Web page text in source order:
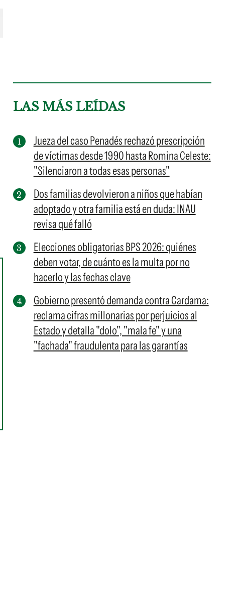
LAS MÁS LEÍDAS
Jueza del caso Penadés rechazó prescripción
de víctimas desde 1990 hasta Romina Celeste:
"Silenciaron a todas esas personas"
Dos familias devolvieron a niños que habían
adoptado y otra familia está en duda: INAU
revisa qué falló
Elecciones obligatorias BPS 2026: quiénes
deben votar, de cuánto es la multa por no
hacerlo y las fechas clave
Gobierno presentó demanda contra Cardama:
reclama cifras millonarias por perjuicios al
Estado y detalla "dolo", "mala fe" y una
"fachada" fraudulenta para las garantías